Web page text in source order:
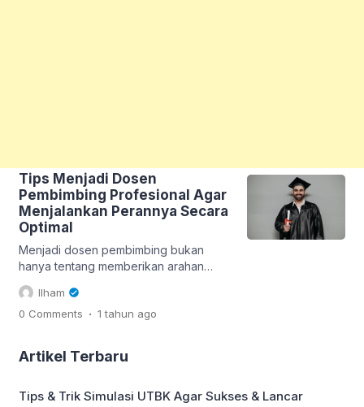
Tips Menjadi Dosen
Pembimbing Profesional Agar
Menjalankan Perannya Secara
Optimal
Menjadi dosen pembimbing bukan
hanya tentang memberikan arahan
akademik, tetapi juga menjadi sosok
inspiratif yang mampu membentuk
karakter dan mental mahasiswa dalam
Peran ini menuntut profesionalisme,
empati, serta kemampuan komunikasi
bagi seorang pendidik untuk
Ilham
0 Comments . 1 tahun ago
Artikel Terbaru
Tips & Trik Simulasi UTBK Agar Sukses & Lancar